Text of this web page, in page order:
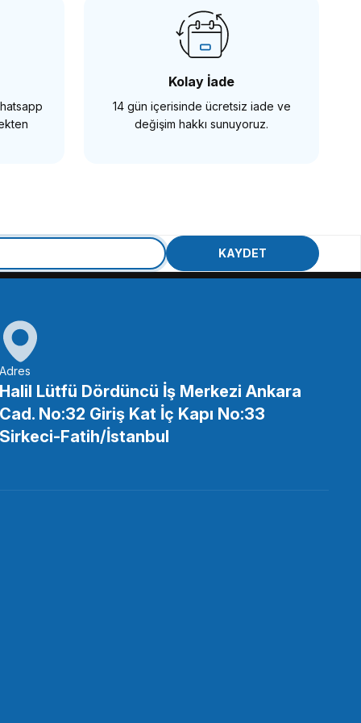
SEPETE EKLE
TL
Masa Üstü Evrensel Canlı Yayın Standı 2089
Kolay İade
14 gün içerisinde ücretsiz iade ve
değişim hakkı sunuyoruz.
KAYDET
Adres
Halil Lütfü Dördüncü İş Merkezi Ankara
Cad. No:32 Giriş Kat İç Kapı No:33
Sirkeci-Fatih/İstanbul